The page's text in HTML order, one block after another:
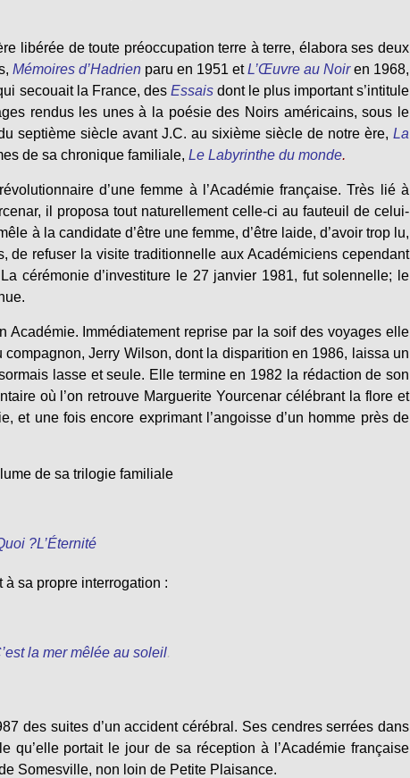
libérée de toute préoccupation terre à terre, élabora ses deux
Mémoires d’Hadrien paru en 1951 et L’Œuvre au Noir en 1968,
secouait la France, des Essais dont le plus important s’intitule
rendus les unes à la poésie des Noirs américains, sous le
septième siècle avant J.C. au sixième siècle de notre ère, La
de sa chronique familiale, Le Labyrinthe du monde.
d’une femme à l’Académie française. Très lié à
il proposa tout naturellement celle-ci au fauteuil de celui-
à la candidate d’être une femme, d’être laide, d’avoir trop lu,
de refuser la visite traditionnelle aux Académiciens cependant
cérémonie d’investiture le 27 janvier 1981, fut solennelle; le
Académie. Immédiatement reprise par la soif des voyages elle
Jerry Wilson, dont la disparition en 1986, laissa un
lasse et seule. Elle termine en 1982 la rédaction de son
où l’on retrouve Marguerite Yourcenar célébrant la flore et
et une fois encore exprimant l’angoisse d’un homme près de
de sa trilogie familiale
?L’Éternité
sa propre interrogation :
la mer mêlée au soleil.
des suites d’un accident cérébral. Ses cendres serrées dans
portait le jour de sa réception à l’Académie française
Somesville, non loin de Petite Plaisance.